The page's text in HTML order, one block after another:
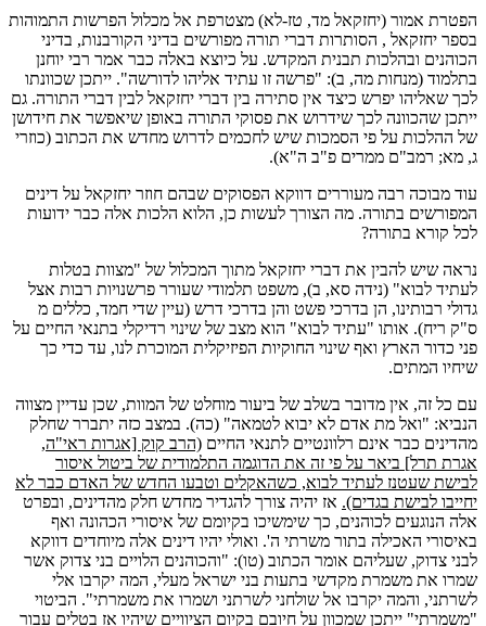
הפטרת אמור (יחזקאל מד, טז-לא) מצטרפת אל מכלול הפרשות התמוהות
בספר יחזקאל , הסותרות דברי תורה מפורשים בדיני הקורבנות, בדיני
הכוהנים ובהלכות תבנית המקדש. על כיוצא באלה כבר אמר רבי יוחנן
בתלמוד (מנחות מה, ב): "פרשה זו עתיד אליהו לדורשה". ייתכן שכוונתו
לכך שאליהו יפרש כיצד אין סתירה בין דברי יחזקאל לבין דברי התורה. גם
ייתכן שהכוונה לכך שידרוש את פסוקי התורה באופן שיאפשר את חידושן
של ההלכות על פי הסמכות שיש לחכמים לדרוש מחדש את הכתוב (כוזרי
ג, מא; רמב"ם ממרים פ"ב ה"א).
עוד מבוכה רבה מעוררים דווקא הפסוקים שבהם חוזר יחזקאל על דינים
המפורשים בתורה. מה הצורך לעשות כן, הלוא הלכות אלה כבר ידועות
לכל קורא בתורה?
נראה שיש להבין את דברי יחזקאל מתוך המכלול של "מצוות בטלות
לעתיד לבוא" (נידה סא, ב), משפט תלמודי שעורר פרשנויות רבות אצל
גדולי רבותינו, הן בדרכי פשט והן בדרכי דרש (עיין שדי חמד, כללים מ
ס"ק ריח). אותו "עתיד לבוא" הוא מצב של שינוי רדיקלי בתנאי החיים על
פני כדור הארץ ואף שינוי החוקיות הפיזיקלית המוכרת לנו, עד כדי כך
שיחיו המתים.
עם כל זה, אין מדובר בשלב של ביעור מוחלט של המוות, שכן עדיין מצווה
הנביא: "ואל מת אדם לא יבוא לטמאה" (כה). במצב כזה יתברר שחלק
מהדינים כבר אינם רלוונטיים לתנאי החיים (הרב קוק [אגרות ראי"ה,
אגרת תרל] ביאר על פי זה את הדוגמה התלמודית של ביטול איסור
לבישת שעטנז לעתיד לבוא, כשהאקלים וטבעו החדש של האדם כבר לא
יחייבו לבישת בגדים). אז יהיה צורך להגדיר מחדש חלק מהדינים, ובפרט
אלה הנוגעים לכוהנים, כך שימשיכו בקיומם של איסורי הכהונה ואף
באיסורי האכילה בתור משרתי ה'. ואולי יהיו דינים אלה מיוחדים דווקא
לבני צדוק, שעליהם אומר הכתוב (טו): "והכוהנים הלויים בני צדוק אשר
שמרו את משמרת מקדשי בתעות בני ישראל מעלי, המה יקרבו אלי
לשרתני, והמה יקרבו אל שולחני לשרתני ושמרו את משמרתי". הביטוי
"משמרתי" ייתכן שמכוון על חיובם בקיום הציוויים שיהיו אז בטלים עבור